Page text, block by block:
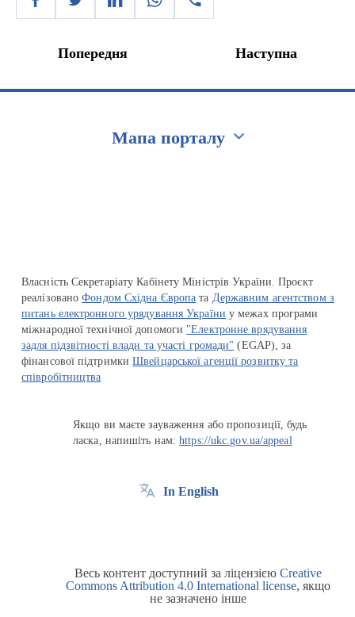
Попередня Наступна
Мапа порталу
Власність Секретаріату Кабінету Міністрів України. Проєкт
реалізованоФондом Східна Європа та Державним агентством з
питань електронного урядування України у межах програми
міжнародної технічної допомоги "Електронне врядування
задля підзвітності влади та участі громади" (EGAP), за
фінансової підтримкиШвейцарської агенції розвитку та
співробітництва
Якщо ви маєте зауваження або пропозиції, будь
ласка, напишіть нам:https://ukc.gov.ua/appeal
In English
Весь контент доступний за ліцензією Creative
Commons Attribution 4.0 International license, якщо
не зазначено інше